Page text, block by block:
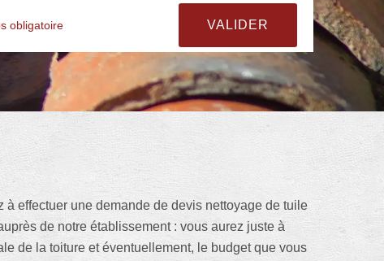
obligatoire
effectuer une demande de devis nettoyage de tuile
de notre établissement : vous aurez juste à
de la toiture et éventuellement, le budget que vous